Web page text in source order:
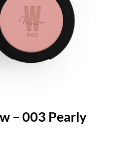
– 003 Pearly